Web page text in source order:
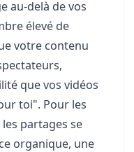
au-delà de vos
élevé de
votre contenu
que vos vidéos
toi". Pour les
partages se
organique, une